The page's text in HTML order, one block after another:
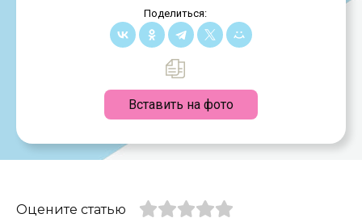
Поделиться:
Вставить на фото
Оцените статью